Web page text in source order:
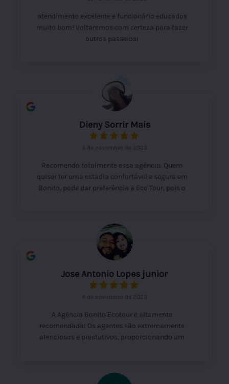
atendimento excelente e funcionário educados
muito bom! Voltaremos com certeza para fazer
outros passeios!
Dieny Sorrir Mais
4 de novembro de 2023
Recomendo totalmente essa agência. Quem
quiser ter uma estadia confortável e segura em
Bonito, pode dar preferência a Eco Tour, pois o
lugares, horários e detalhes fazem toda a
diferença. Foi uma grata surpresa a atenção que
recebi, muito acima da média. Agradeço a
indicação que recebi de uma amiga e realmente
deixado minha viagem excepcional. Vcs são um
exemplo no atendimento e na simpatia.
Jose Antonio Lopes junior
4 de novembro de 2023
A Agência Bonito Ecotour é altamente
recomendada! Os agentes são extremamente
atenciosos e prestativos, proporcionando um
tornando a experiência ainda mais satisfatória.
Certamente voltarei a utilizar os serviços da